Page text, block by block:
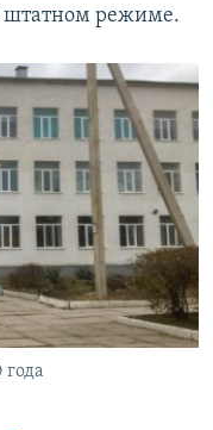
штатном режиме.